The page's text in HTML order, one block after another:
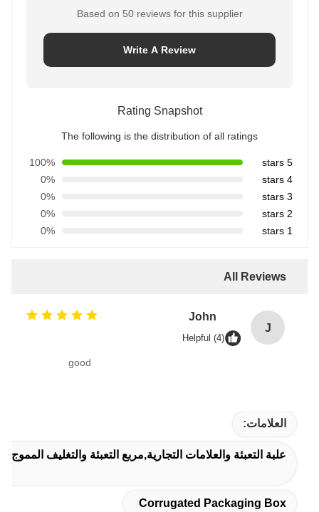
Based on 50 reviews for this supplier
Write A Review
Rating Snapshot
The following is the distribution of all ratings
5 stars
100%
4 stars
0%
3 stars
0%
2 stars
0%
1 stars
0%
All Reviews
J
John
Helpful (4)
good
العلامات:
علبة التعبئة والعلامات التجارية,مربع التعبئة والتغليف
Corrugated Packaging Box